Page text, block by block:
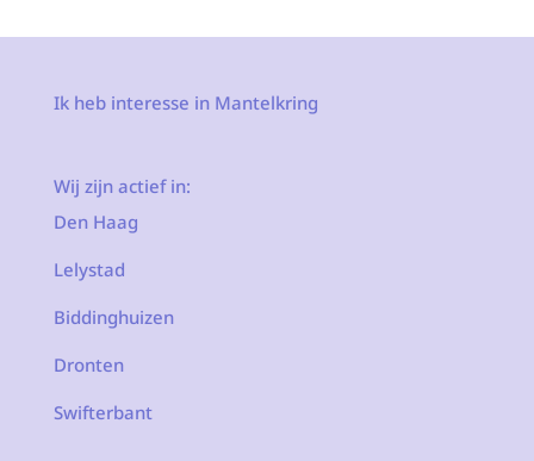
Ik heb interesse in Mantelkring
Wij zijn actief in:
Den Haag
Lelystad
Biddinghuizen
Dronten
Swifterbant